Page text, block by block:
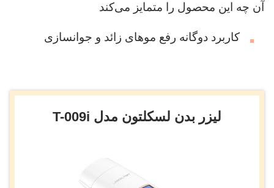
آن چه این محصول را متمایز می‌کند
کاربرد دوگانه رفع موهای زائد و جوانسازی
لیزر بدن لسکلتون مدل T-009i